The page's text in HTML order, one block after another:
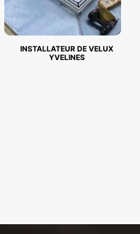
INSTALLATEUR DE VELUX
YVELINES